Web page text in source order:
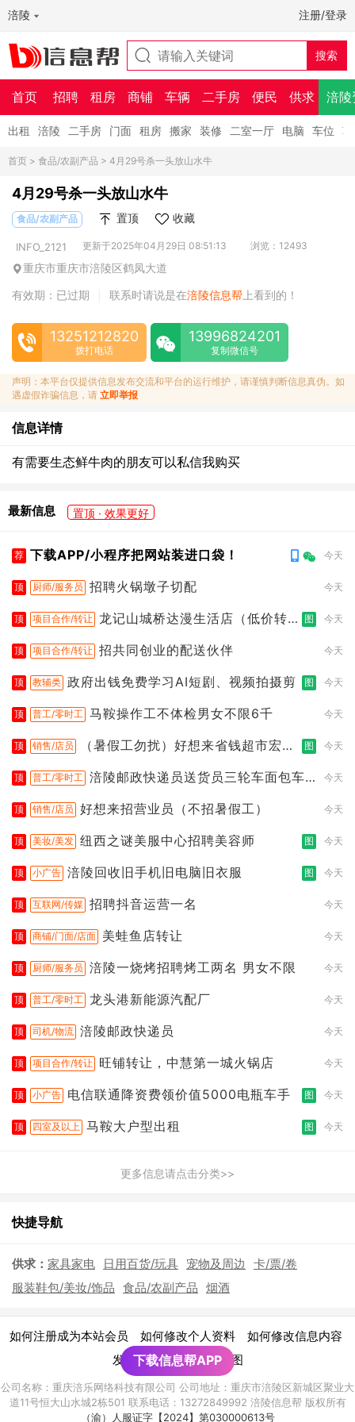
涪陵 注册/登录
首页 招聘 租房 商铺 车辆 二手房 便民 供求 涪陵
出租 涪陵 二手房 门面 租房 搬家 装修 二室一厅 电脑 车位
首页 > 食品/农副产品 > 4月29号杀一头放山水牛
4月29号杀一头放山水牛
食品/农副产品 置顶 收藏
INFO_2121 更新于2025年04月29日 08:51:13 浏览：12493
重庆市重庆市涪陵区鹤凤大道
有效期：已过期
联系时请说是在涪陵信息帮 上看到的！
13251212820
拨打电话
13996824201
复制微信号
声明：本平台仅提供信息发布交流和平台的运行维护，请谨慎判断信息真伪。如
遇虚假诈骗信息，请 立即举报
信息详情
有需要生态鲜牛肉的朋友可以私信我购买
最新信息 置顶 · 效果更好
荐 下载APP/小程序把网站装进口袋！ 今天
顶 厨师/服务员 招聘火锅墩子切配 今天
顶 项目合作/转让 龙记山城桥达漫生活店（低价转
图 今天
顶 项目合作/转让 招共同创业的配送伙伴 今天
顶 教辅类 政府出钱免费学习AI短剧、视频拍摄剪 图 今天
顶 普工/零时工 马鞍操作工不体检男女不限6千 今天
顶 销售/店员
（暑假工勿扰）好想来省钱超市宏声
图 今天
顶 普工/零时工 涪陵邮政快递员送货员三轮车面包车
今天
顶 销售/店员 好想来招营业员（不招暑假工） 今天
顶 美妆/美发 纽西之谜美服中心招聘美容师 图 今天
顶 小广告 涪陵回收旧手机旧电脑旧衣服 图 今天
顶 互联网/传媒 招聘抖音运营一名 今天
顶 商铺/门面/店面 美蛙鱼店转让 今天
顶 厨师/服务员 涪陵一烧烤招聘烤工两名 男女不限 今天
顶 普工/零时工 龙头港新能源汽配厂 今天
顶 司机/物流 涪陵邮政快递员 今天
顶 项目合作/转让 旺铺转让，中慧第一城火锅店 今天
顶 小广告 电信联通降资费领价值5000电瓶车手 图 今天
顶 四室及以上 马鞍大户型出租 图 今天
更多信息请点击分类>>
快捷导航
供求： 家具家电 日用百货/玩具 宠物及周边
卡/票/卷
服装鞋包/美妆/饰品 食品/农副产品 烟酒
如何注册成为本站会员 如何修改个人资料 如何修改信息内容
发布广告须知 | 网站地图
公司名称：重庆涪乐网络科技有限公司 公司地址：重庆市涪陵区新城区聚业大
道11号恒大山水城2栋501 联系电话：13272849992 涪陵信息帮 版权所有
（渝）人服证字【2024】第030000613号
下载信息帮APP